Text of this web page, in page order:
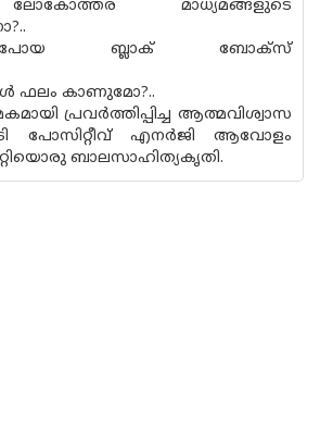
ലോകോത്തര മാധ്യമങ്ങളുടെ
ബ്ലാക് ബോക്‌സ്
ഫലം കാണുമോ?..
പ്രവർത്തിപ്പിച്ച ആത്മവിശ്വാസ
പോസിറ്റീവ് എനർജി ആവോളം
ബാലസാഹിത്യകൃതി.